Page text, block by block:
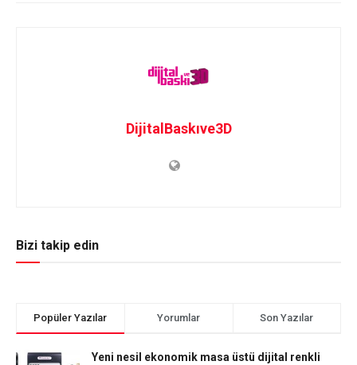
DijitalBaskıve3D
Bizi takip edin
Popüler Yazılar Yorumlar Son Yazılar
Yeni nesil ekonomik masa üstü dijital renkli